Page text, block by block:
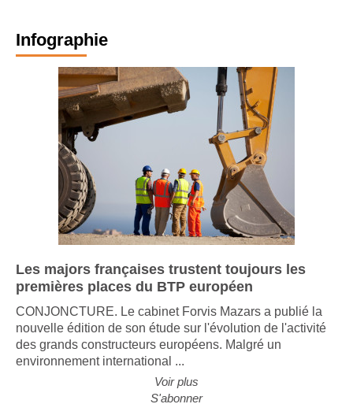
Infographie
Les majors françaises trustent toujours les
premières places du BTP européen
CONJONCTURE. Le cabinet Forvis Mazars a publié la
nouvelle édition de son étude sur l'évolution de l'activité
des grands constructeurs européens. Malgré un
Voir plus